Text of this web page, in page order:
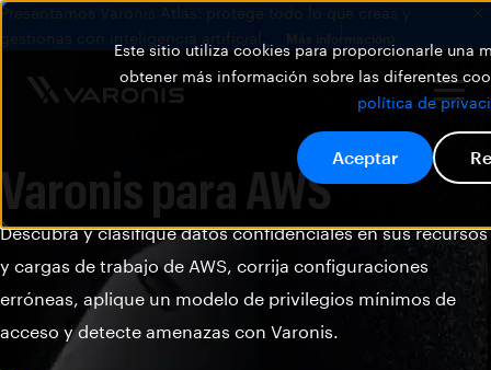
Este sitio utiliza cookies para proporcionarle una
obtener más información sobre las diferentes
política de
Aceptar
Presentamos Varonis Atlas: protege todo lo que creas y
gestionas con inteligencia artificial.
Más información
Varonis para AWS
Descubra y clasifique datos confidenciales en sus recursos
y cargas de trabajo de AWS, corrija configuraciones
erróneas, aplique un modelo de privilegios mínimos de
acceso y detecte amenazas con Varonis.